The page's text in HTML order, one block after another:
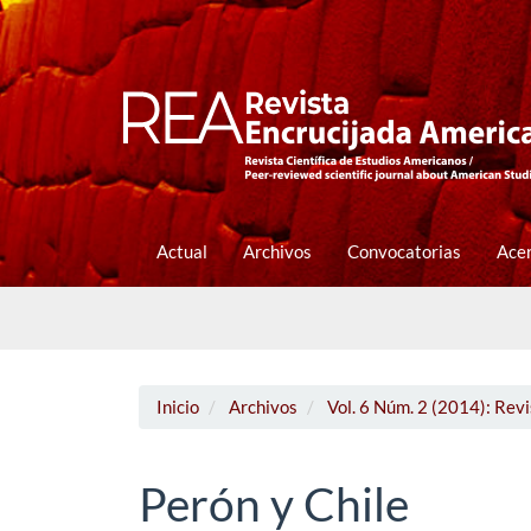
Navegación
Contenido
principal
Barra
Actual Archivos Convocatorias
Inicio Archivos Vol. 6 Núm. 2 (2014):
Perón y Chile